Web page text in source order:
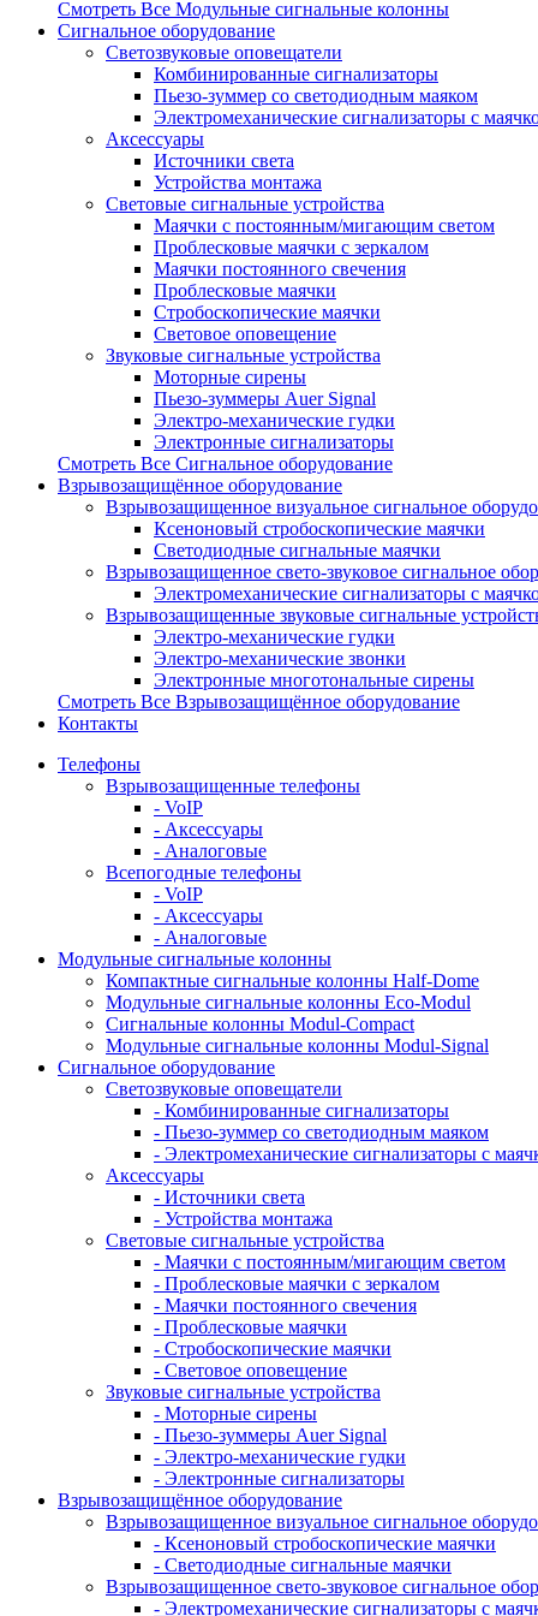
Смотреть Все Модульные сигнальные колонны
Сигнальное оборудование
Светозвуковые оповещатели
Комбинированные сигнализаторы
Пьезо-зуммер со светодиодным маяком
Электромеханические сигнализаторы с
Аксессуары
Источники света
Устройства монтажа
Световые сигнальные устройства
Маячки с постоянным/мигающим светом
Проблесковые маячки с зеркалом
Маячки постоянного свечения
Проблесковые маячки
Стробоскопические маячки
Световое оповещение
Звуковые сигнальные устройства
Моторные сирены
Пьезо-зуммеры Auer Signal
Электро-механические гудки
Электронные сигнализаторы
Смотреть Все Сигнальное оборудование
Взрывозащищённое оборудование
Взрывозащищенное визуальное сигнальное
Ксеноновый стробоскопические маячки
Светодиодные сигнальные маячки
Взрывозащищенное свето-звуковое сигнальное
Электромеханические сигнализаторы с
Взрывозащищенные звуковые сигнальные
Электро-механические гудки
Электро-механические звонки
Электронные многотональные сирены
Смотреть Все Взрывозащищённое оборудование
Контакты
Телефоны
Взрывозащищенные телефоны
- VoIP
- Аксессуары
- Аналоговые
Всепогодные телефоны
- VoIP
- Аксессуары
- Аналоговые
Модульные сигнальные колонны
Компактные сигнальные колонны Half-Dome
Модульные сигнальные колонны Eco-Modul
Сигнальные колонны Modul-Compact
Модульные сигнальные колонны Modul-Signal
Сигнальное оборудование
Светозвуковые оповещатели
- Комбинированные сигнализаторы
- Пьезо-зуммер со светодиодным маяком
- Электромеханические сигнализаторы с
Аксессуары
- Источники света
- Устройства монтажа
Световые сигнальные устройства
- Маячки с постоянным/мигающим светом
- Проблесковые маячки с зеркалом
- Маячки постоянного свечения
- Проблесковые маячки
- Стробоскопические маячки
- Световое оповещение
Звуковые сигнальные устройства
- Моторные сирены
- Пьезо-зуммеры Auer Signal
- Электро-механические гудки
- Электронные сигнализаторы
Взрывозащищённое оборудование
Взрывозащищенное визуальное сигнальное
- Ксеноновый стробоскопические маячки
- Светодиодные сигнальные маячки
Взрывозащищенное свето-звуковое сигнальное
- Электромеханические сигнализаторы с